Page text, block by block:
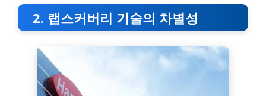
2. 랩스커버리 기술의 차별성